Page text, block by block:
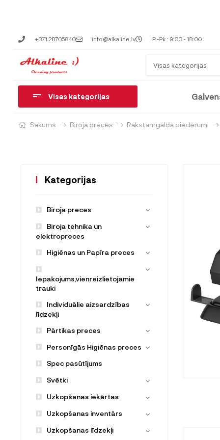
+371 28705840 info@alkaline.lv P.-Pk.: 9:00 - 18:00
Visas kategorijas
Visas kategorijas
Sākums Biroja preces Rakstāmgalda piederumi
Kategorijas
Biroja preces
Biroja tehnika un
elektropreces
Higiēnas un Papīra preces
Iepakojums,vienreizlietojamie
trauki
Individuālie aizsardzības
līdzekļi
Pārtikas preces
Personīgās Higiēnas preces
Spec pasūtījums
Svētki
Uzkopšanas iekārtas
Uzkopšanas inventārs
Uzkopšanas līdzekļi